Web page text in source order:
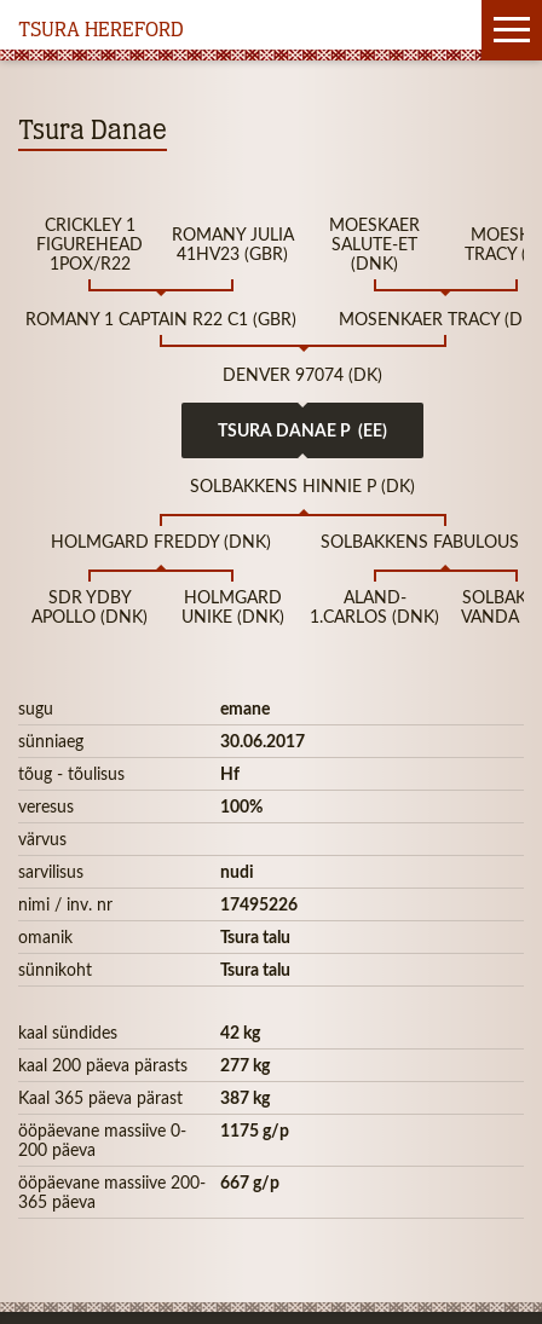
TSURA HEREFORD
Tsura Danae
CRICKLEY 1
FIGUREHEAD
1POX/R22
ROMANY JULIA
41HV23 (GBR)
MOESKAER
SALUTE-ET
(DNK)
TRACY
ROMANY 1 CAPTAIN R22 C1 (GBR) MOSENKAER TRACY
DENVER 97074 (DK)
TSURA DANAE P (EE)
SOLBAKKENS HINNIE P (DK)
HOLMGARD FREDDY (DNK) SOLBAKKENS FABULOUS
SDR YDBY
APOLLO (DNK)
HOLMGARD
UNIKE (DNK)
ALAND-
1.CARLOS (DNK)
VANDA
sugu
emane
sünniaeg
30.06.2017
tõug - tõulisus
Hf
veresus
100%
värvus
sarvilisus
nudi
nimi / inv. nr
17495226
omanik
Tsura talu
sünnikoht
Tsura talu
kaal sündides
42 kg
kaal 200 päeva pärasts
277 kg
Kaal 365 päeva pärast
387 kg
ööpäevane massiive 0-
200 päeva
1175 g/p
ööpäevane massiive 200-
365 päeva
667 g/p